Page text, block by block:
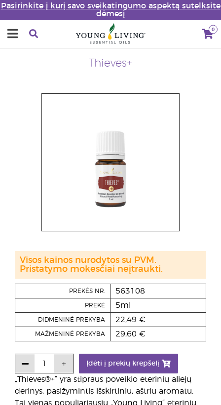
Pasirinkite į kurį savo sveikatingumo aspektą sutelksite
dėmesį
0
Thieves+
„Thieves®+“ yra stipraus poveikio eterinių aliejų
derinys, pasižymintis išskirtiniu, aštriu aromatu.
Tai vienas populiariausių „Young Living“ eterinių
PREKĖS NR. 563108
PREKĖ 5ml
DIDMENINĖ PREKYBA 22,49 €
MAŽMENINĖ PREKYBA 29,60 €
Įdėti į prekių krepšelį
Visos kainos nurodytos su PVM.
Pristatymo mokesčiai neįtraukti.